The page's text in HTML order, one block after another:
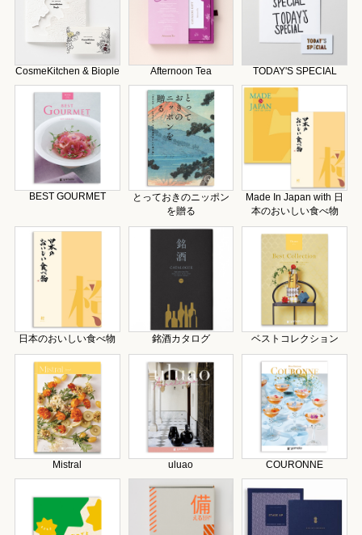
CosmeKitchen & Biople Afternoon Tea TODAY'S SPECIAL
BEST GOURMET
とっておきのニッポン
を贈る
Made In Japan with 日
本のおいしい食べ物
日本のおいしい食べ物 銘酒カタログ ベストコレクション
Mistral uluao COURONNE